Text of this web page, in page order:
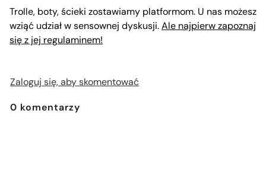
Trolle, boty, ścieki zostawiamy platformom. U nas możesz
wziąć udział w sensownej dyskusji.Ale najpierw zapoznaj
się z jej regulaminem!
Zaloguj się, aby skomentować
0 komentarzy